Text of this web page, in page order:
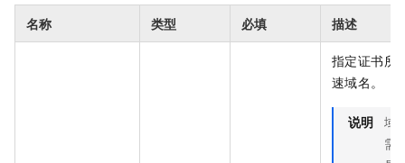
名称 类型 必填 描述
指定证书所
速域名。
说明 域
需